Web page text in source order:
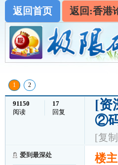
返回首页 返回:香港
1 2
91150
阅读
17
回复
[资
②
[复
爱到最深处 楼主